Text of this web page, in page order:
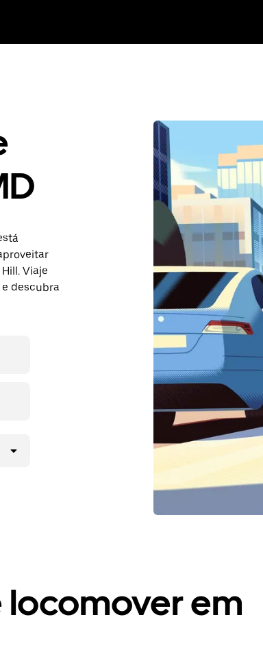
Viaje
descubra
locomover em